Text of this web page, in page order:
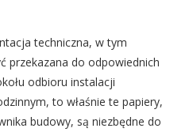
techniczna, w tym
przekazana do odpowiednich
odbioru instalacji
to właśnie te papiery,
budowy, są niezbędne do